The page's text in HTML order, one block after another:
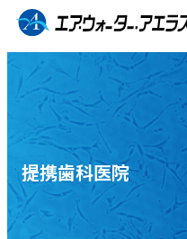
コ
ン
テ
ン
へ
ス
キ
提携歯科医院